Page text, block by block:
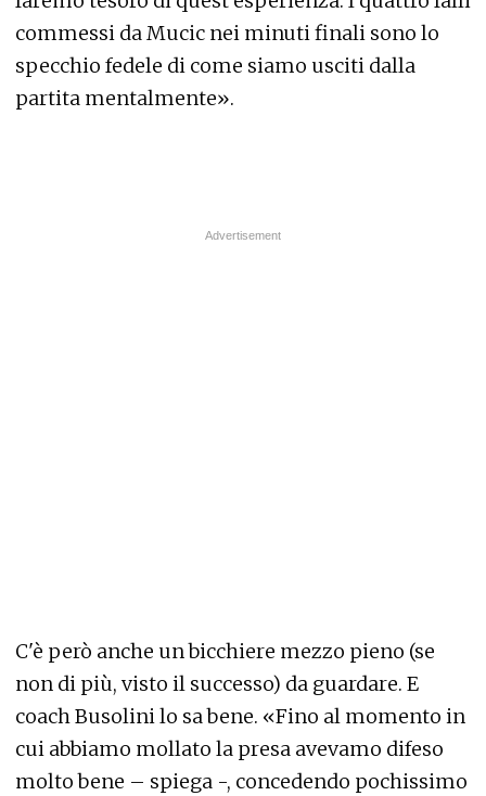
commessi da Mucic nei minuti finali sono lo
specchio fedele di come siamo usciti dalla
partita mentalmente».
C'è però anche un bicchiere mezzo pieno (se
non di più, visto il successo) da guardare. E
coach Busolini lo sa bene. «Fino al momento in
cui abbiamo mollato la presa avevamo difeso
molto bene – spiega -, concedendo pochissimo